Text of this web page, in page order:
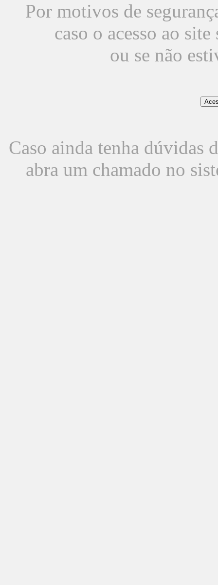
Por motivos de
caso o acesso ao
ou se não
Caso ainda tenha dúvidas
abra um chamado no